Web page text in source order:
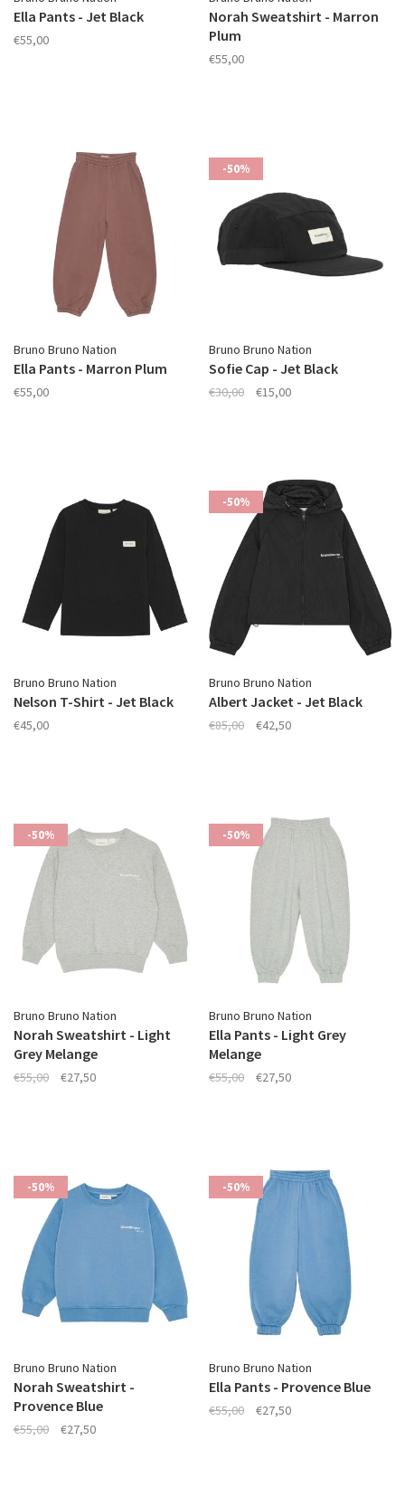
Ella Pants - Jet Black
€55,00
Norah Sweatshirt - Marron
Plum
€55,00
Bruno Bruno Nation
Ella Pants - Marron Plum
€55,00
-50%
Bruno Bruno Nation
Sofie Cap - Jet Black
€30,00 €15,00
Bruno Bruno Nation
Nelson T-Shirt - Jet Black
€45,00
-50%
Bruno Bruno Nation
Albert Jacket - Jet Black
€85,00 €42,50
-50%
Bruno Bruno Nation
Norah Sweatshirt - Light
Grey Melange
€55,00 €27,50
-50%
Bruno Bruno Nation
Ella Pants - Light Grey
Melange
€55,00 €27,50
-50%
Bruno Bruno Nation
Norah Sweatshirt -
Provence Blue
€55,00 €27,50
-50%
Bruno Bruno Nation
Ella Pants - Provence Blue
€55,00 €27,50